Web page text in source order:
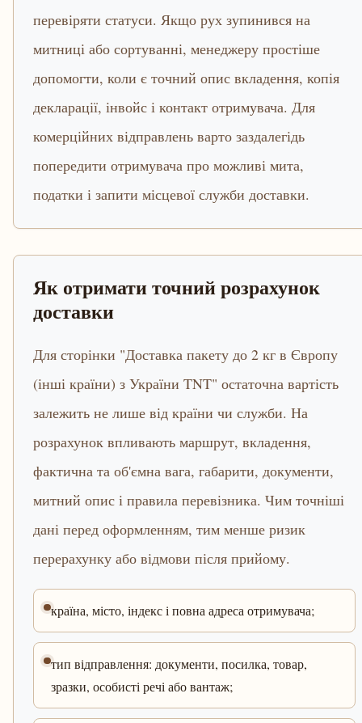
перевіряти статуси. Якщо рух зупинився на
митниці або сортуванні, менеджеру простіше
допомогти, коли є точний опис вкладення, копія
декларації, інвойс і контакт отримувача. Для
комерційних відправлень варто заздалегідь
попередити отримувача про можливі мита,
податки і запити місцевої служби доставки.
Як отримати точний розрахунок
доставки
Для сторінки "Доставка пакету до 2 кг в Європу
(інші країни) з України TNT" остаточна вартість
залежить не лише від країни чи служби. На
розрахунок впливають маршрут, вкладення,
фактична та об'ємна вага, габарити, документи,
митний опис і правила перевізника. Чим точніші
дані перед оформленням, тим менше ризик
перерахунку або відмови після прийому.
країна, місто, індекс і повна адреса отримувача;
тип відправлення: документи, посилка, товар,
зразки, особисті речі або вантаж;